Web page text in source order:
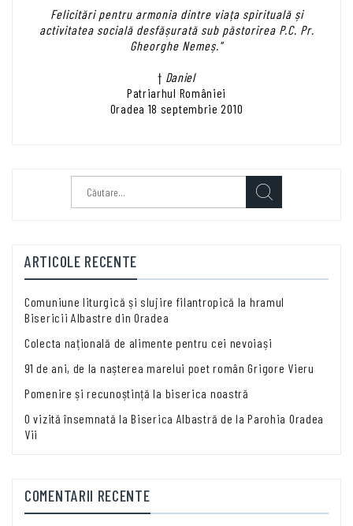
Felicitări pentru armonia dintre viața spirituală și
activitatea socială desfășurată sub păstorirea P.C. Pr.
Gheorghe Nemeș."
† Daniel
Patriarhul României
Oradea 18 septembrie 2010
după:
ARTICOLE RECENTE
Comuniune liturgică și slujire filantropică la hramul
Bisericii Albastre din Oradea
Colecta națională de alimente pentru cei nevoiași
91 de ani, de la nașterea marelui poet român Grigore Vieru
Pomenire și recunoștință la biserica noastră
O vizită însemnată la Biserica Albastră de la Parohia Oradea
Vii
COMENTARII RECENTE